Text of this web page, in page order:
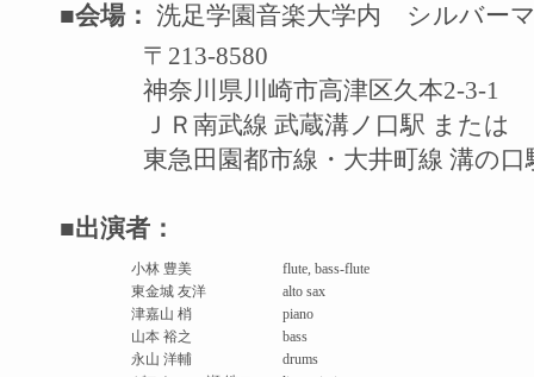
■会場： 洗足学園音楽大学内 シルバー
〒213-8580
神奈川県川崎市高津区久本2-3-1
ＪＲ南武線 武蔵溝ノ口駅 または
東急田園都市線・大井町線 溝の
■出演者：
小林 豊美
flute, bass-flute
東金城 友洋
alto sax
津嘉山 梢
piano
山本 裕之
bass
永山 洋輔
drums